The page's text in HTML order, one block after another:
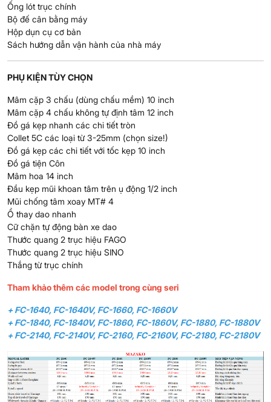
Ống lót trục chính
Bộ đế cân bằng máy
Hộp dụn cụ cơ bản
Sách hướng dẫn vận hành của nhà máy
PHỤ KIỆN TÙY CHỌN
Mâm cặp 3 chấu (dùng chấu mềm) 10 inch
Mâm cặp 4 chấu không tự định tâm 12 inch
Đồ gá kẹp nhanh các chi tiết tròn
Collet 5C các loại từ 3-25mm (chọn size!)
Đồ gá kẹp các chi tiết với tốc kẹp 10 inch
Đồ gá tiện Côn
Mâm hoa 14 inch
Đầu kẹp mũi khoan tâm trên ụ động 1/2 inch
Mũi chống tâm xoay MT# 4
Ổ thay dao nhanh
Cữ chặn tự động bàn xe dao
Thước quang 2 trục hiệu FAGO
Thước quang 2 trục hiệu SINO
Thắng từ trục chính
Tham khảo thêm các model trong cùng seri
+ FC-1640, FC-1640V, FC-1660, FC-1660V
+ FC-1840, FC-1840V, FC-1860, FC-1860V, FC-1880, FC-1880V
+ FC-2140, FC-2140V, FC-2160, FC-2160V, FC-2180, FC-2180V